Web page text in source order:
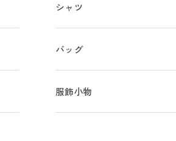
シャツ
バッグ
服飾小物